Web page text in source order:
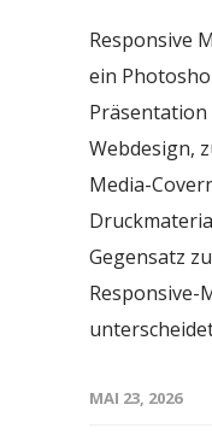
Responsive
ein
Webdesign,
Media-
Gegensatz
Responsive-
MAI 23, 2026